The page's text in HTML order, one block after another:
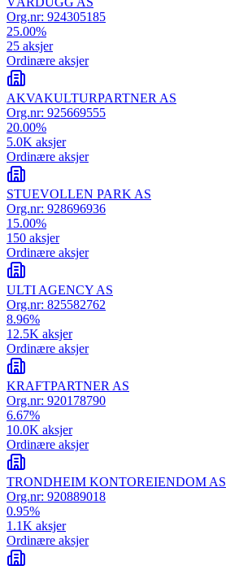
Org.nr: 924305185
25.00%
25 aksjer
Ordinære aksjer
AKVAKULTURPARTNER AS
Org.nr: 925669555
20.00%
5.0K aksjer
Ordinære aksjer
STUEVOLLEN PARK AS
Org.nr: 928696936
15.00%
150 aksjer
Ordinære aksjer
ULTI AGENCY AS
Org.nr: 825582762
8.96%
12.5K aksjer
Ordinære aksjer
KRAFTPARTNER AS
Org.nr: 920178790
6.67%
10.0K aksjer
Ordinære aksjer
TRONDHEIM KONTOREIENDOM AS
Org.nr: 920889018
0.95%
1.1K aksjer
Ordinære aksjer